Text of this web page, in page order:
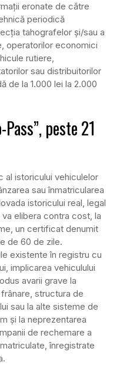
eronate de către
periodică
tahografelor și/sau a
operatorilor economici
rutiere,
sau distribuitorilor
de la 1.000 lei la 2.000
peste 21
al istoricului vehiculelor
sau înmatricularea
istoricului real, legal
elibera contra cost, la
un certificat denumit
de 60 de zile.
existente în registru cu
implicarea vehiculului
avarii grave la
structura de
sau la alte sisteme de
şi la neprezentarea
de rechemare a
înregistrate